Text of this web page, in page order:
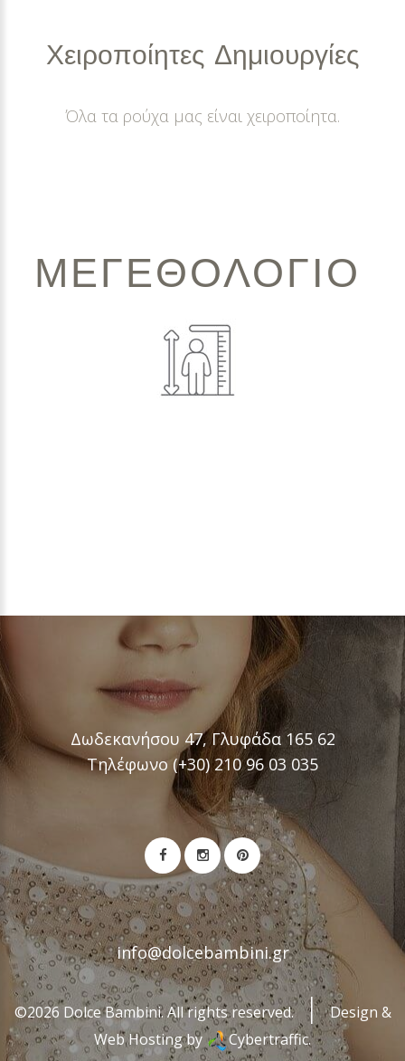
Χειροποίητες Δημιουργίες
Όλα τα ρούχα μας είναι χειροποίητα.
ΜΕΓΕΘΟΛΟΓΙΟ
Δωδεκανήσου 47, Γλυφάδα 165 62
Τηλέφωνο (+30) 210 96 03 035
info@dolcebambini.gr
©2026 Dolce Bambini. All rights reserved.
Design &
Web Hosting by
Cybertraffic.